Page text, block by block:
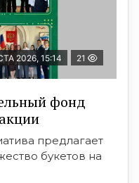
2026, 15:14 21
фонд
предлагает
букетов на